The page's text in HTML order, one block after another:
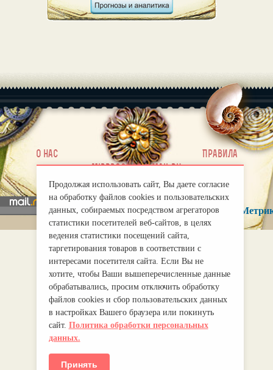
О нас |
Правила
mirprognoz@mail.ru
Продолжая использовать сайт, Вы даете согласие
на обработку файлов cookies и пользовательских
данных, собираемых посредством агрегаторов
статистики посетителей веб-сайтов, в целях
ведения статистики посещений сайта,
таргетирования товаров в соответствии с
интересами посетителя сайта. Если Вы не
хотите, чтобы Ваши вышеперечисленные данные
обрабатывались, просим отключить обработку
файлов cookies и сбор пользовательских данных
в настройках Вашего браузера или покинуть
сайт. Политика обработки персональных
данных.
Принять